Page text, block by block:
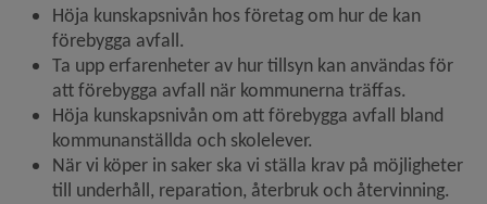
Höja kunskapsnivån hos företag om hur de kan
förebygga avfall.
Ta upp erfarenheter av hur tillsyn kan användas för
att förebygga avfall när kommunerna träffas.
Höja kunskapsnivån om att förebygga avfall bland
kommunanställda och skolelever.
När vi köper in saker ska vi ställa krav på möjligheter
till underhåll, reparation, återbruk och återvinning.